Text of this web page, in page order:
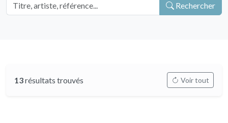
Rechercher
13résultats trouvés Voir tout